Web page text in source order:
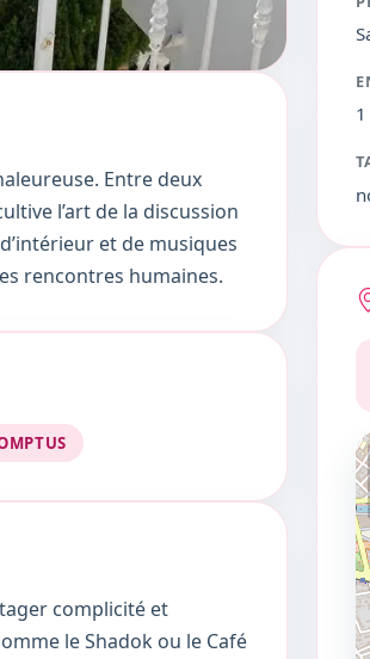
Entre deux
l’art de la discussion
et de musiques
rencontres humaines.
complicité et
le Shadok ou le Café
1